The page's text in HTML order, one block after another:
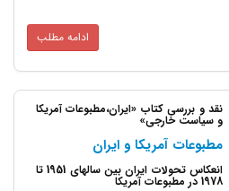
ادامه مطلب
نقد و بررسی کتاب «ایران،مطبوعات آمریکا
و سیاست خارجی»
مطبوعات آمریکا و ایران
انعکاس تحولات ایران بین سالهای 1951 تا
1978 در مطبوعات آمریکا